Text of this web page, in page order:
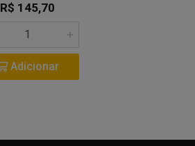
R$ 145,70
Adicionar